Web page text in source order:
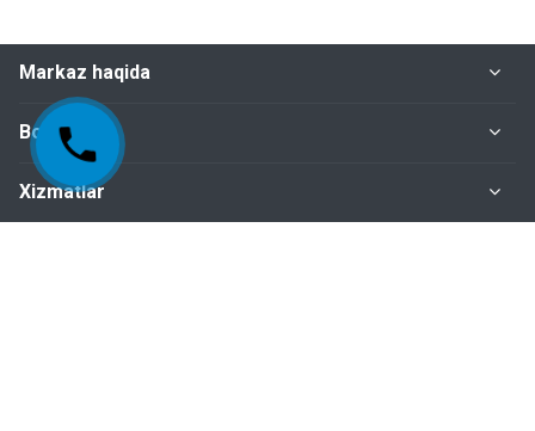
Markaz haqida
Bo‘limlar
Xizmatlar